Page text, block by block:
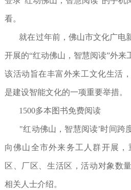
看。
就在过年前，佛山市文化广电
开展的“红动佛山，智慧阅读”外来
该活动旨在丰富外来工文化生活
是建设智能文化的一项重要举措。
1500多本图书免费阅读
"红动佛山，智慧阅读’时间跨
向佛山全市外来务工人群开展，
区、厂区、生活区，活动对象数
相关人士介绍。